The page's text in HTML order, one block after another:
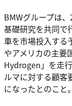
BMWグループは
基礎研究を共同で
車を市場投入する
やアメリカの主要
Hydrogen」を走
ルマに対する顧客
になったとのこと。